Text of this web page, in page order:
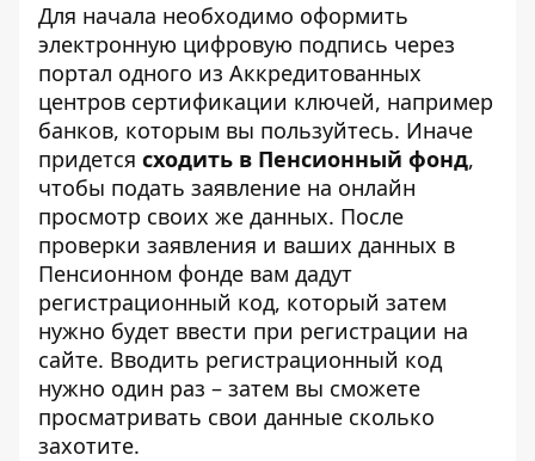
Для начала необходимо оформить
электронную цифровую подпись через
портал одного из Аккредитованных
центров сертификации ключей, например
банков, которым вы пользуйтесь. Иначе
придется сходить в Пенсионный фонд,
чтобы подать заявление на онлайн
просмотр своих же данных. После
проверки заявления и ваших данных в
Пенсионном фонде вам дадут
регистрационный код, который затем
нужно будет ввести при регистрации на
сайте. Вводить регистрационный код
нужно один раз – затем вы сможете
просматривать свои данные сколько
захотите.